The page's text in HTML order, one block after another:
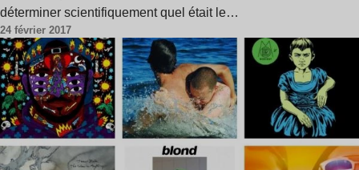
déterminer scientifiquement quel était le…
24 février 2017